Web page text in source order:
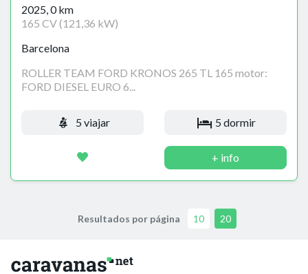
2025, 0 km
165 CV (121,36 kW)
Barcelona
ROLLER TEAM FORD KRONOS 265 TL 165 motor:
FORD DIESEL EURO 6...
5 viajar 5 dormir
+ info
Resultados por página 10 20